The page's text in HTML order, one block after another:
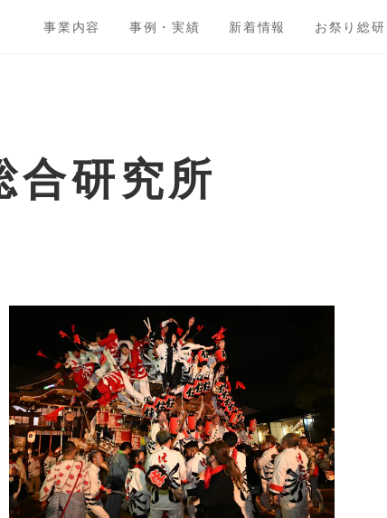
事業内容 事例・実績 新着情報 お祭り総研
合研究所